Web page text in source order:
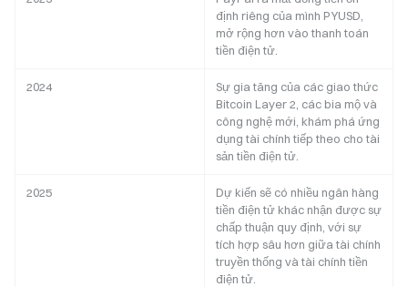
định riêng của mình PYUSD,
mở rộng hơn vào thanh toán
tiền điện tử.
2024
Sự gia tăng của các giao thức
Bitcoin Layer 2, các bia mộ và
công nghệ mới, khám phá ứng
dụng tài chính tiếp theo cho tài
sản tiền điện tử.
2025
Dự kiến sẽ có nhiều ngân hàng
tiền điện tử khác nhận được sự
chấp thuận quy định, với sự
tích hợp sâu hơn giữa tài chính
truyền thống và tài chính tiền
điện tử.